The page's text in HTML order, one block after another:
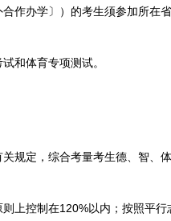
作办学〕）的考生须参加所在
和体育专项测试。
规定，综合考量考生德、智、
上控制在120%以内；按照平行